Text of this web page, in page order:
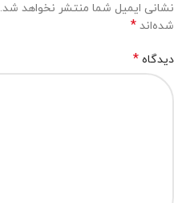
نشانی ایمیل شما منتشر نخواهد شد.
شده‌اند *
دیدگاه *